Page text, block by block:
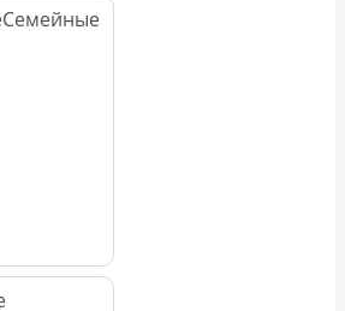
Семейные